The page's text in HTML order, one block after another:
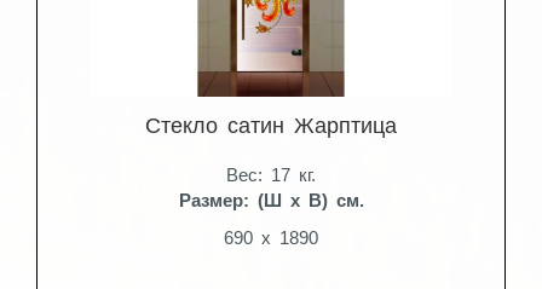
Стекло сатин Жарптица
Вес: 17 кг.
Размер: (Ш x В) см.
690 x 1890